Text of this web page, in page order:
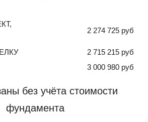
2 274 725 руб
2 715 215 руб
3 000 980 руб
без учёта стоимости
фундамента